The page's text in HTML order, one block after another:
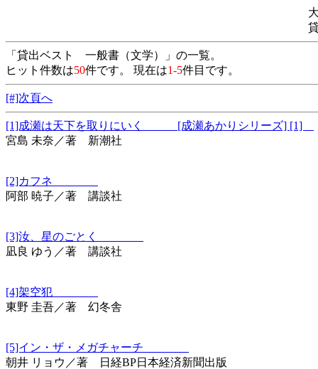
「貸出ベスト 一般書（文学）」の一覧。
ヒット件数は50件です。 現在は1-5件目です。
[#]次頁へ
[1]成瀬は天下を取りにいく [成瀬あかりシリーズ] [1]
宮島 未奈／著 新潮社
[2]カフネ
阿部 暁子／著 講談社
[3]汝、星のごとく
凪良 ゆう／著 講談社
[4]架空犯
東野 圭吾／著 幻冬舎
[5]イン・ザ・メガチャーチ
朝井 リョウ／著 日経BP日本経済新聞出版